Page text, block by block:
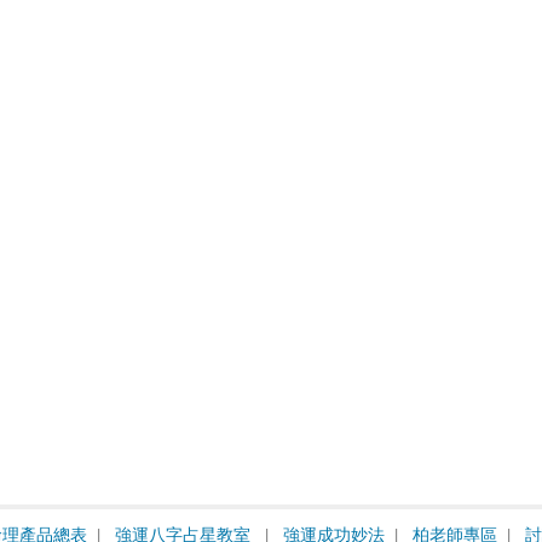
產品總表 強運八字占星教室 強運成功妙法 柏老師專區